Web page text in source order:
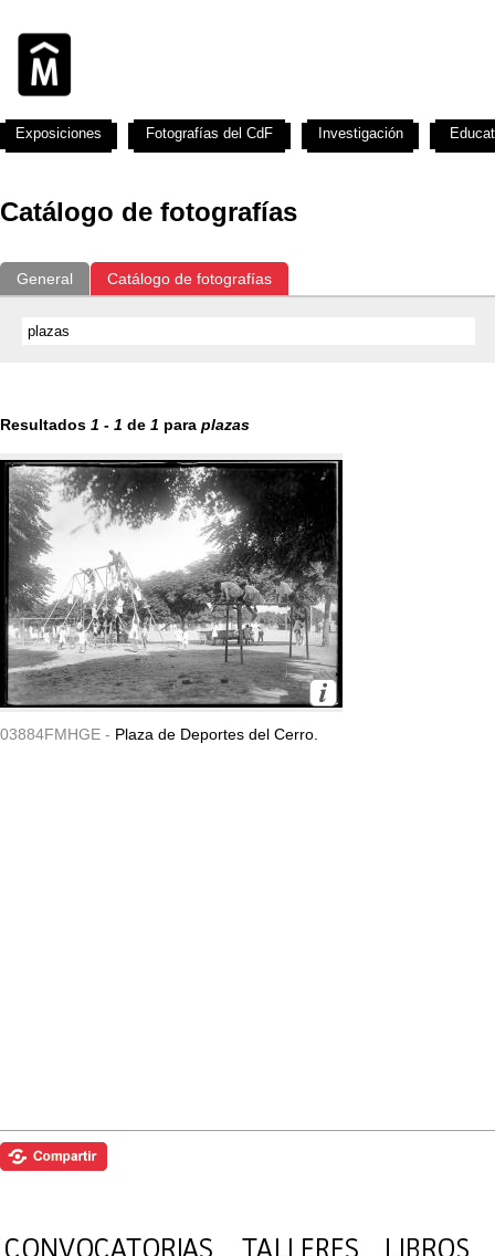
Catálogo de fotografías
General Catálogo de fotografías
Resultados 1 - 1 de 1 para plazas
03884FMHGE - Plaza de Deportes del Cerro.
Exposiciones Fotografías del CdF Investigación